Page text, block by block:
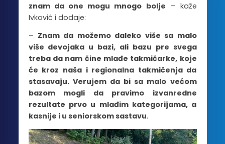
znam da one mogu mnogo bolje – kaže
Ivković i dodaje:
– Znam da možemo daleko više sa malo
više devojaka u bazi, ali bazu pre svega
treba da nam čine mlađe takmičarke, koje
će kroz naša i regionalna takmičenja da
stasavaju. Verujem da bi sa malo većom
bazom mogli da pravimo izvanredne
rezultate prvo u mlađim kategorijama, a
kasnije i u seniorskom sastavu.